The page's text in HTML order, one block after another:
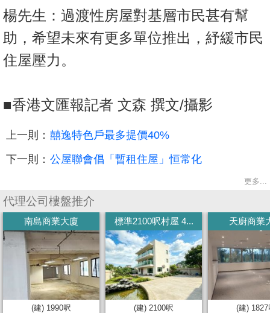
佈
置
業
於
我
楊先生：過渡性房屋對基層市民甚有幫
助，希望未來有更多單位推出，紓緩市民
住屋壓力。
■香港文匯報記者 文森 撰文/攝影
上一則： 囍逸特色戶最多提價40%
下一則： 公屋聯會倡「暫租住屋」恒常化
更多...
代理公司樓盤推介
南島商業大廈
(建) 1990呎
標準2100呎村屋 4...
(建) 2100呎
天廚商業
(建) 1827